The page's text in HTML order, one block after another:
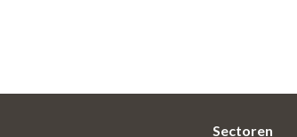
Sectoren